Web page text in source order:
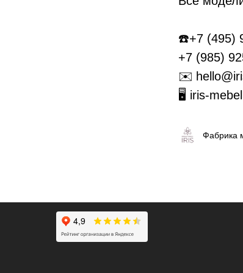
☎️+7 (495)
+7 (985)
✉️
🖥 iris-
Фабрика